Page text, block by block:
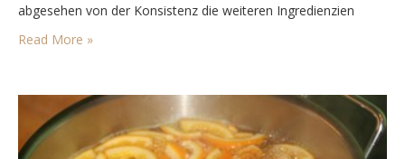
abgesehen von der Konsistenz die weiteren Ingredienzien
vor allem im Büro zu kochen und alle…
Read More »